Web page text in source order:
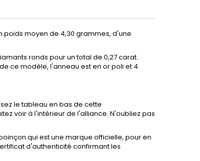
poids moyen de 4,30 grammes, d'une
ronds pour un total de 0,27 carat.
ce modèle, l'anneau est en or poli et 4
le tableau en bas de cette
voir à l'intérieur de l'alliance. N'oubliez pas
qui est une marque officielle, pour en
d'authenticité confirmant les